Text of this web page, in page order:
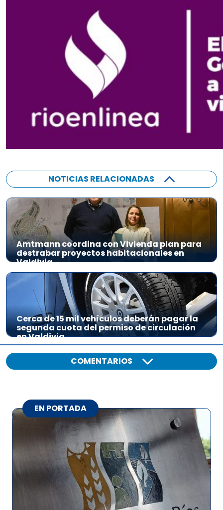
NOTICIAS RELACIONADAS
Amtmann coordina con Vivienda plan para
destrabar proyectos habitacionales en
Valdivia
Cerca de 15 mil vehículos deberán pagar la
segunda cuota del permiso de circulación
en Valdivia
COMENTARIOS
EN PORTADA